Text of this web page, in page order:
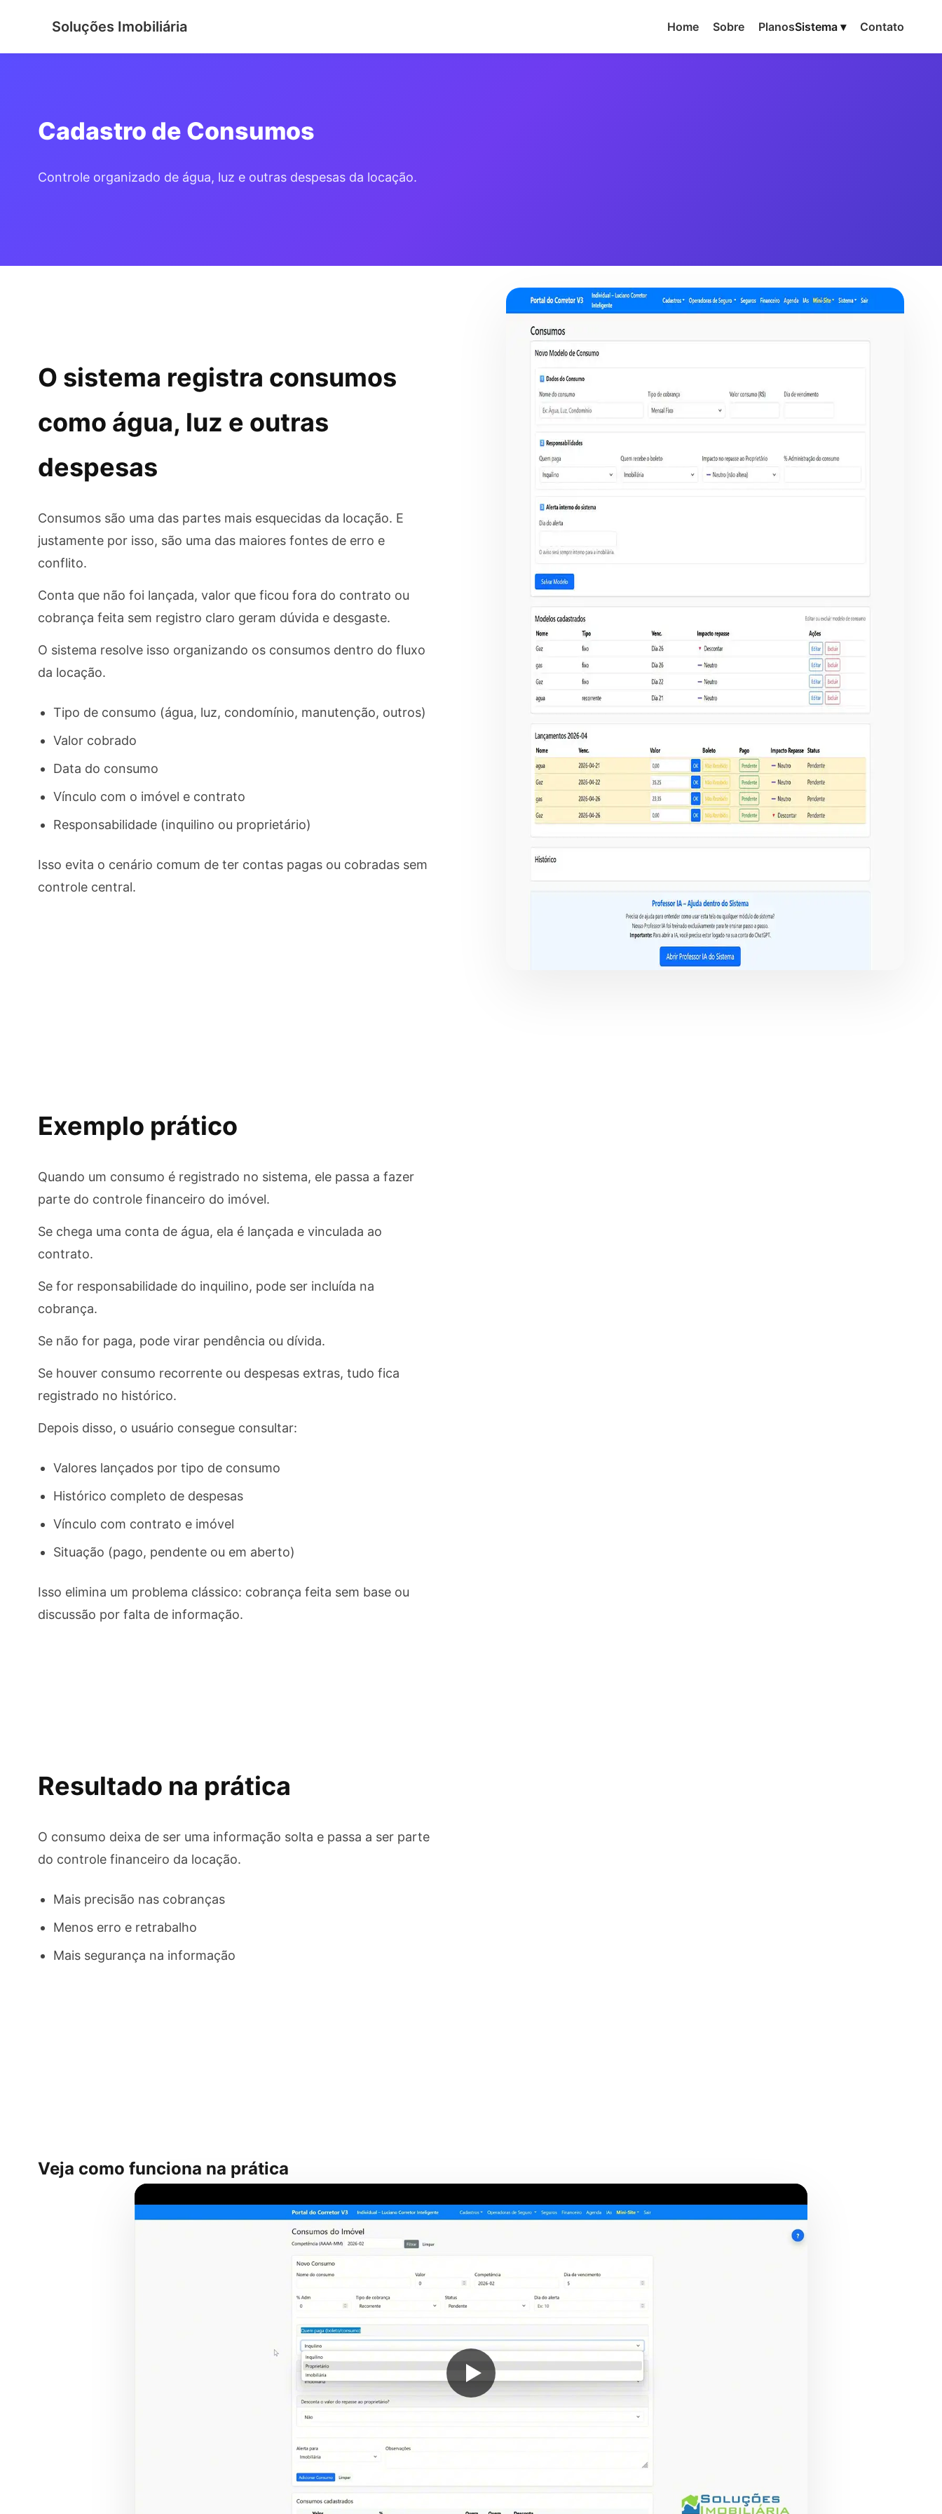
Soluções Imobiliária Home Sobre PlanosSistema ▾ Contato
Cadastro de Consumos
Controle organizado de água, luz e outras despesas da locação.
O sistema registra consumos
como água, luz e outras
despesas
Consumos são uma das partes mais esquecidas da locação. E
justamente por isso, são uma das maiores fontes de erro e
conflito.
Conta que não foi lançada, valor que ficou fora do contrato ou
cobrança feita sem registro claro geram dúvida e desgaste.
O sistema resolve isso organizando os consumos dentro do fluxo
da locação.
Tipo de consumo (água, luz, condomínio, manutenção, outros)
Valor cobrado
Data do consumo
Vínculo com o imóvel e contrato
Responsabilidade (inquilino ou proprietário)
Isso evita o cenário comum de ter contas pagas ou cobradas sem
controle central.
Exemplo prático
Quando um consumo é registrado no sistema, ele passa a fazer
parte do controle financeiro do imóvel.
Se chega uma conta de água, ela é lançada e vinculada ao
contrato.
Se for responsabilidade do inquilino, pode ser incluída na
cobrança.
Se não for paga, pode virar pendência ou dívida.
Se houver consumo recorrente ou despesas extras, tudo fica
registrado no histórico.
Depois disso, o usuário consegue consultar:
Valores lançados por tipo de consumo
Histórico completo de despesas
Vínculo com contrato e imóvel
Situação (pago, pendente ou em aberto)
Isso elimina um problema clássico: cobrança feita sem base ou
discussão por falta de informação.
Resultado na prática
O consumo deixa de ser uma informação solta e passa a ser parte
do controle financeiro da locação.
Mais precisão nas cobranças
Menos erro e retrabalho
Mais segurança na informação
Veja como funciona na prática